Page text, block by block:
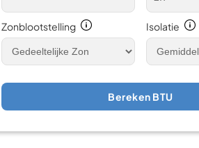
Zonblootstelling Isolatie
Bereken BTU